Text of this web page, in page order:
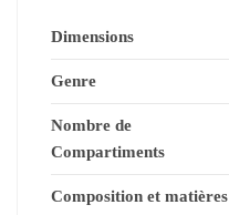
Dimensions
Genre
Nombre de
Compartiments
Composition et matières